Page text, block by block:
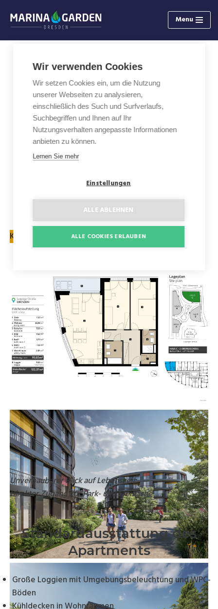
Zum
Inhalt
Menu
3-Zimmer Wohnung mit Loggia
C2.8
Fläche: 100,37 m²
Etage: 2
Loggia: 9,54 m²
KONTAKTFORMULAR
Unverbaubarer Blick auf Lebenszeit
Direkter Zugang zur Park- und Freifläche
Standardausstattung des
Apartments
Große Loggien mit Umgebungsbeleuchtung und WPC-
Böden
Kühldecken in Wohnräumen
Wir verwenden Cookies
Wir setzen Cookies ein, um die Nutzung
unserer Webseiten zu analysieren,
einschließlich des Such und Surfverlaufs,
Suchbegriffen und Ihnen auf Ihr
Nutzungsverhalten angepasste Informationen
anbieten zu können.
Lernen Sie mehr
Einstellungen
ALLE ABLEHNEN
ALLE COOKIES ERLAUBEN